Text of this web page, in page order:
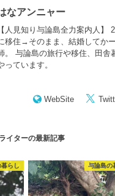
なアンニャー
【人見知り与論島全力案内人
移住→そのまま、結婚してか
。 与論島の旅行や移住、田舎
っています。
WebSite
イターの最新記事
らし 与論島の